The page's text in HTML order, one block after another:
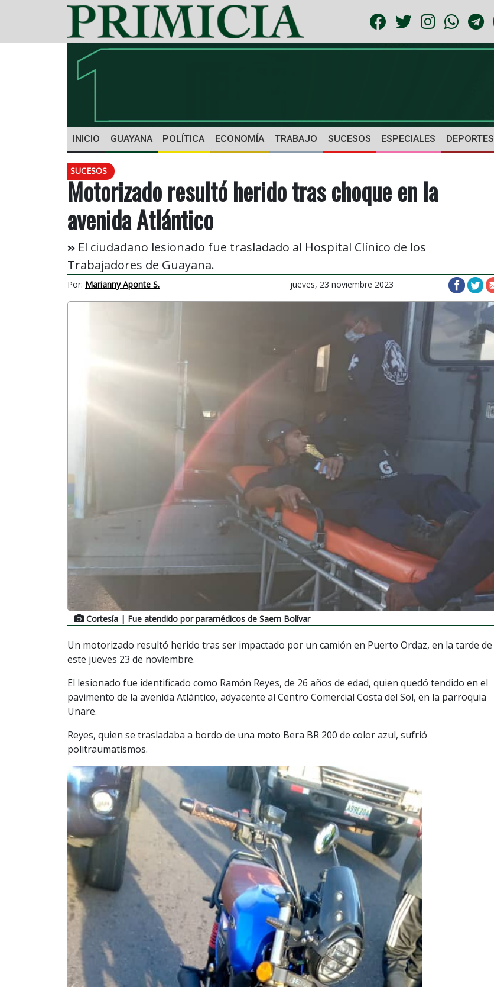
INICIO GUAYANA POLÍTICA ECONOMÍA TRABAJO SUCESOS ESPECIALES DEPORTES
SUCESOS
Motorizado resultó herido tras choque en la
avenida Atlántico
El ciudadano lesionado fue trasladado al Hospital Clínico de los
Trabajadores de Guayana.
Por: Marianny Aponte S. jueves, 23 noviembre 2023
Cortesía | Fue atendido por paramédicos de Saem Bolívar
Un motorizado resultó herido tras ser impactado por un camión en Puerto Ordaz, en la tarde de
este jueves 23 de noviembre.
El lesionado fue identificado como Ramón Reyes, de 26 años de edad, quien quedó tendido en el
pavimento de la avenida Atlántico, adyacente al Centro Comercial Costa del Sol, en la parroquia
Unare.
Reyes, quien se trasladaba a bordo de una moto Bera BR 200 de color azul, sufrió
politraumatismos.